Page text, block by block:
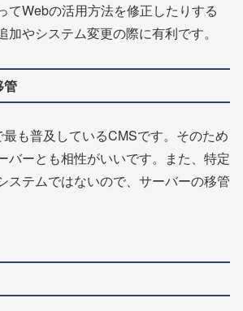
てWebの活用方法を修正したりする
やシステム変更の際に有利です。
管
も普及しているCMSです。そのため
バーとも相性がいいです。また、特定
ステムではないので、サーバーの移管